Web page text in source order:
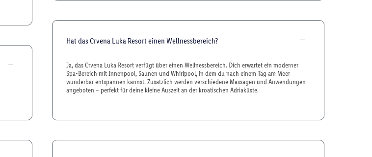
Hat das Crvena Luka Resort einen Wellnessbereich?
Ja, das Crvena Luka Resort verfügt über einen Wellnessbereich. Dich erwartet ein moderner
Spa-Bereich mit Innenpool, Saunen und Whirlpool, in dem du nach einem Tag am Meer
wunderbar entspannen kannst. Zusätzlich werden verschiedene Massagen und Anwendungen
angeboten – perfekt für deine kleine Auszeit an der kroatischen Adriaküste.